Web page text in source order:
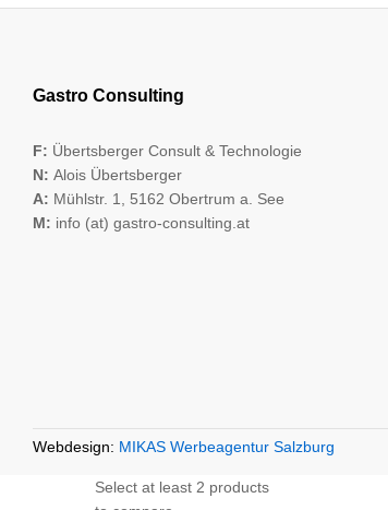
Gastro Consulting
F: Übertsberger Consult & Technologie
N: Alois Übertsberger
A: Mühlstr. 1, 5162 Obertrum a. See
M: info (at) gastro-consulting.at
Webdesign: MIKAS Werbeagentur Salzburg
Select at least 2 products